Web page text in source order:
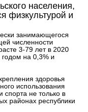
населения,
физкультурой и
занимающегося
численности
3-79 лет в 2020
годом на 0,3% и
здоровья
использования
спорта не только в
районах республики